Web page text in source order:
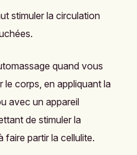
stimuler la circulation
quand vous
le corps, en appliquant la
avec un appareil
de stimuler la
faire partir la cellulite.